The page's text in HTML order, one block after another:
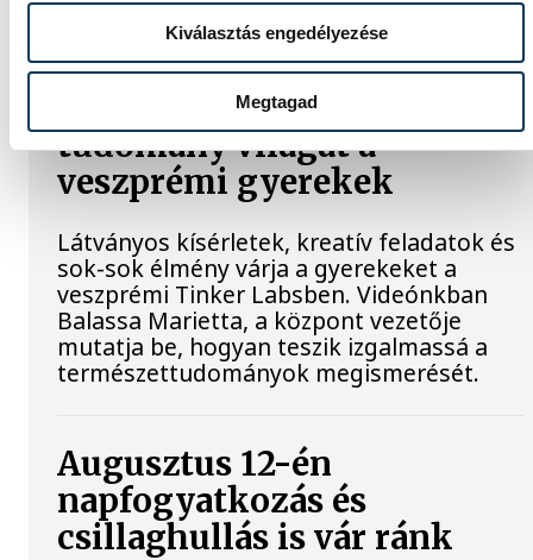
Kiválasztás engedélyezése
Megtagad
keddi látogatása során.
Játék közben fedezik fel a
tudomány világát a
veszprémi gyerekek
Látványos kísérletek, kreatív feladatok és
sok-sok élmény várja a gyerekeket a
veszprémi Tinker Labsben. Videónkban
Balassa Marietta, a központ vezetője
mutatja be, hogyan teszik izgalmassá a
természettudományok megismerését.
Augusztus 12-én
napfogyatkozás és
csillaghullás is vár ránk